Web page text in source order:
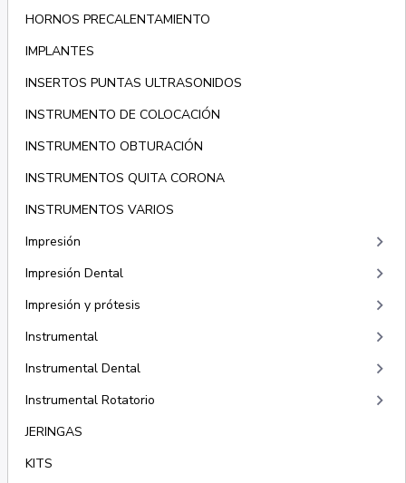
HORNOS PRECALENTAMIENTO
IMPLANTES
INSERTOS PUNTAS ULTRASONIDOS
INSTRUMENTO DE COLOCACIÓN
INSTRUMENTO OBTURACIÓN
INSTRUMENTOS QUITA CORONA
INSTRUMENTOS VARIOS
Impresión
keyboard_arrow_right
Impresión Dental keyboard_arrow_right
Impresión y prótesis keyboard_arrow_right
Instrumental keyboard_arrow_right
Instrumental Dental keyboard_arrow_right
Instrumental Rotatorio keyboard_arrow_right
JERINGAS
KITS